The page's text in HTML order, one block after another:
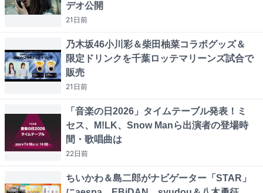
デオ公開
21日前
乃木坂46小川彩＆柴田柚菜コラボグッズ＆
限定ドリンクを千葉ロッテマリーンズ試合で
販売
21日前
「音楽の日2026」タイムテーブル発表！ミ
セス、M!LK、Snow Manら出演者の登場時
間・歌唱曲は
22日前
ちいかわ＆島二郎がナビゲーター「STAR」